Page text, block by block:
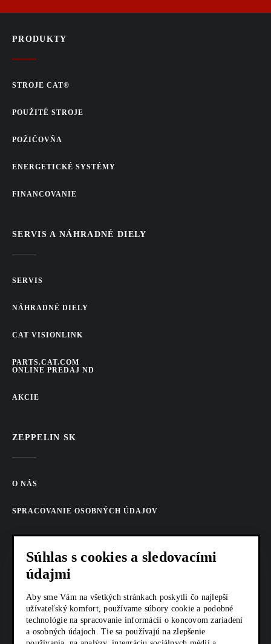
PRODUKTY
STROJE CAT®
POUŽITÉ STROJE
POŽIČOVŇA
ENERGETICKÉ SYSTÉMY
FINANCOVANIE
SERVIS A NÁHRADNÉ DIELY
SERVIS
NÁHRADNÉ DIELY
CAT VISIONLINK
PARTS.CAT.COM
ONLINE PREDAJ ND
AKCIE
ZEPPELIN SK
O NÁS
SPRACOVANIE OSOBNÝCH ÚDAJOV
COOKIES
KARIÉRA
Z SHOP
Súhlas s cookies a sledovacími
údajmi
Aby sme Vám na všetkých stránkach poskytli čo najlepší
užívateľský komfort, používame súbory cookie a podobné
technológie na spracovanie informácií o koncovom zariadení
a osobných údajoch. Tie sa používajú na zlepšenie